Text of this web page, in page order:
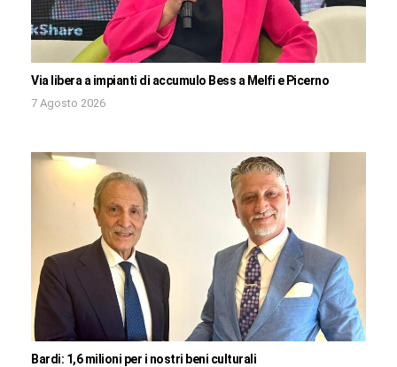
Via libera a impianti di accumulo Bess a Melfi e Picerno
7 Agosto 2026
Bardi: 1,6 milioni per i nostri beni culturali